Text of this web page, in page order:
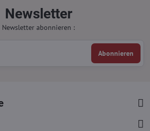
Newsletter
Newsletter abonnieren :
Abonnieren